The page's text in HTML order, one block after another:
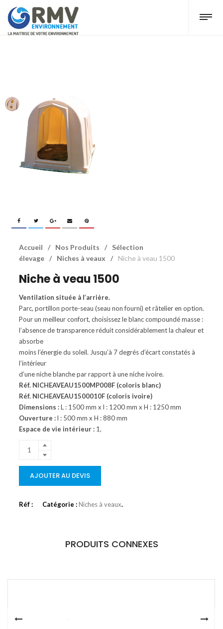
Accueil / Nos Produits /
Sélection
élevage / Niches à veaux / Niche à veau 1500
Niche à veau 1500
Ventilation située à l’arrière.
Parc, portillon porte-seau (seau non fourni) et râtelier en option.
Pour un meilleur confort, choisissez le blanc compoundé masse :
l’absence de transparence réduit considérablement la chaleur et
absorbe
moins l’énergie du soleil. Jusqu’à 7 degrés d’écart constatés à
l’intérieur
d’une niche blanche par rapport à une niche ivoire.
Réf. NICHEAVEAU1500MP008F (coloris blanc)
Réf. NICHEAVEAU1500010F (coloris ivoire)
Dimensions :L : 1500 mm x l : 1200 mm x H : 1250 mm
Ouverture :l : 500 mm x H : 880 mm
Espace de vie intérieur : 1,
AJOUTER AU DEVIS
Réf : Catégorie :Niches à veaux.
PRODUITS CONNEXES